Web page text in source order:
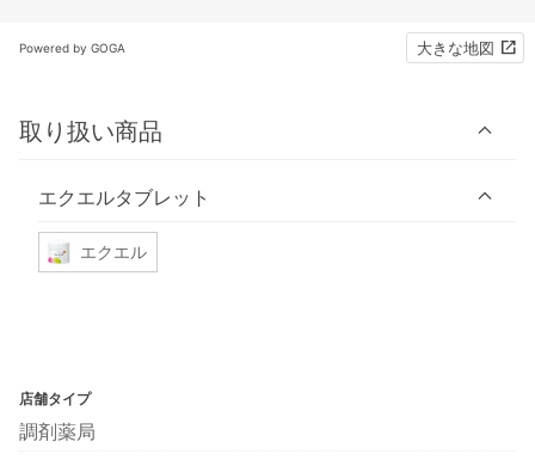
Powered by GOGA 大きな地図
取り扱い商品
エクエルタブレット
エクエル
店舗タイプ
調剤薬局